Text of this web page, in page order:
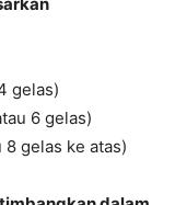
gelas)
6 gelas)
gelas ke atas)